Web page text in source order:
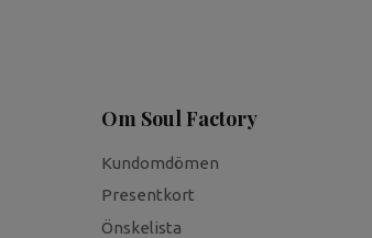
Om Soul Factory
Kundomdömen
Presentkort
Önskelista